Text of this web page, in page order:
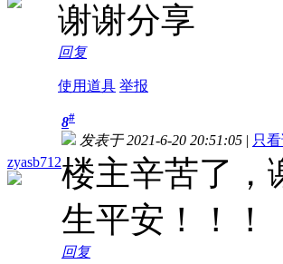
谢谢分享
回复
使用道具 举报
zyasb712
8#
发表于 2021-6-20 20:51:05 | 只
楼主辛苦了，
生平安！！！
回复